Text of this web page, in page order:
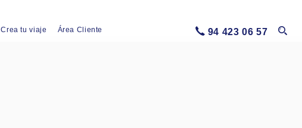
Crea tu viaje Área Cliente 94 423 06 57